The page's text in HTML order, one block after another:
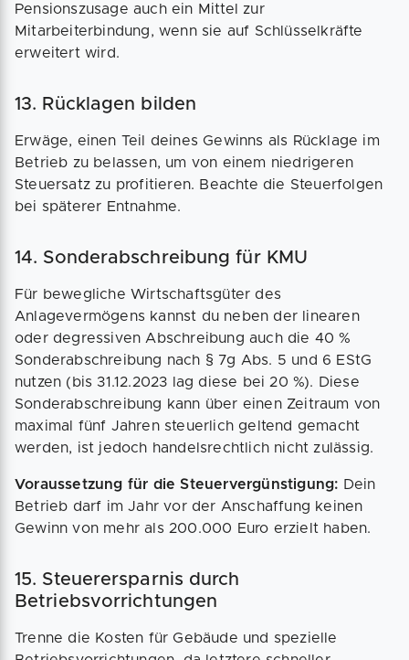
Pensionszusage auch ein Mittel zur
Mitarbeiterbindung, wenn sie auf Schlüsselkräfte
erweitert wird.
13. Rücklagen bilden
Erwäge, einen Teil deines Gewinns als Rücklage im
Betrieb zu belassen, um von einem niedrigeren
Steuersatz zu profitieren. Beachte die Steuerfolgen
bei späterer Entnahme.
14. Sonderabschreibung für KMU
Für bewegliche Wirtschaftsgüter des
Anlagevermögens kannst du neben der linearen
oder degressiven Abschreibung auch die 40 %
Sonderabschreibung nach § 7g Abs. 5 und 6 EStG
nutzen (bis 31.12.2023 lag diese bei 20 %). Diese
Sonderabschreibung kann über einen Zeitraum von
maximal fünf Jahren steuerlich geltend gemacht
werden, ist jedoch handelsrechtlich nicht zulässig.
Voraussetzung für die Steuervergünstigung: Dein
Betrieb darf im Jahr vor der Anschaffung keinen
Gewinn von mehr als 200.000 Euro erzielt haben.
15. Steuerersparnis durch
Betriebsvorrichtungen
Trenne die Kosten für Gebäude und spezielle